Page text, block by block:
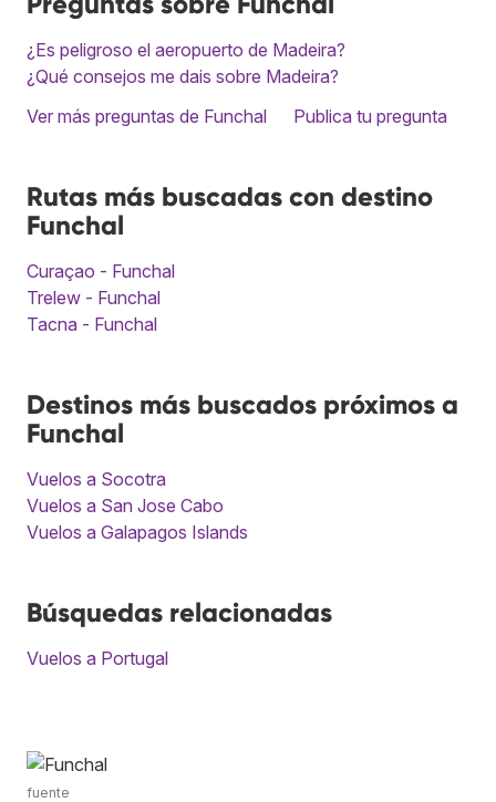
¿Es peligroso el aeropuerto de Madeira?
¿Qué consejos me dais sobre Madeira?
Ver más preguntas de Funchal
Publica tu pregunta
Rutas más buscadas con destino
Funchal
Curaçao - Funchal
Trelew - Funchal
Tacna - Funchal
Destinos más buscados próximos a
Funchal
Vuelos a Socotra
Vuelos a San Jose Cabo
Vuelos a Galapagos Islands
Búsquedas relacionadas
Vuelos a Portugal
fuente